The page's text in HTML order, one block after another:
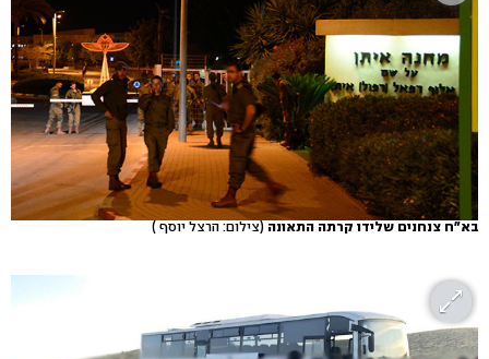
בא"ח צנחנים שלידו קרתה התאונה (צילום: הרצל יוסף )